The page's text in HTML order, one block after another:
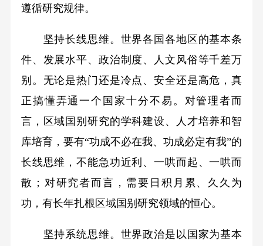
遵循研究规律。
坚持长线思维。世界各国各地区的基本条
件、发展水平、政治制度、人文风俗等千差万
别。无论是热门还是冷点、安全还是高危，真
正搞懂弄通一个国家十分不易。对管理者而
言，区域国别研究的学科建设、人才培养和智
库培育，要有“功成不必在我、功成必定有我”的
长线思维，不能急功近利、一哄而起、一哄而
散；对研究者而言，需要日积月累、久久为
功，有长年扎根区域国别研究领域的恒心。
坚持系统思维。世界政治是以国家为基本